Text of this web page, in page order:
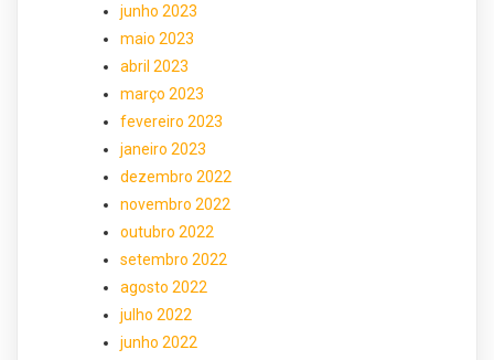
junho 2023
maio 2023
abril 2023
março 2023
fevereiro 2023
janeiro 2023
dezembro 2022
novembro 2022
outubro 2022
setembro 2022
agosto 2022
julho 2022
junho 2022